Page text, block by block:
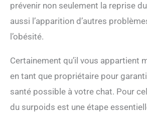
prévenir non seulement la reprise
aussi l’apparition d’autres
l’obésité.
Certainement qu’il vous appartient
en tant que propriétaire pour
santé possible à votre chat. Pour
du surpoids est une étape